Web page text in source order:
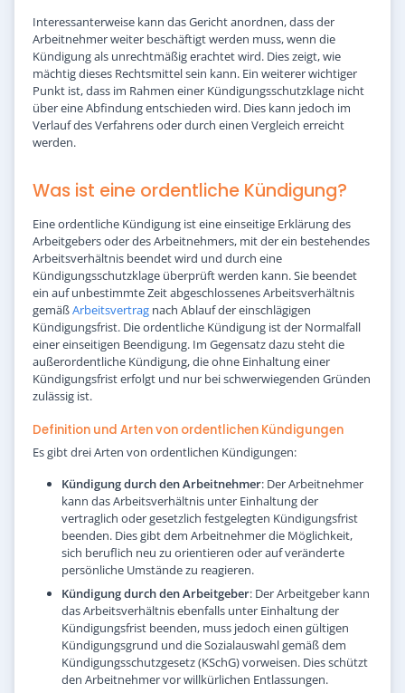
Interessanterweise kann das Gericht anordnen, dass der
Arbeitnehmer weiter beschäftigt werden muss, wenn die
Kündigung als unrechtmäßig erachtet wird. Dies zeigt, wie
mächtig dieses Rechtsmittel sein kann. Ein weiterer wichtiger
Punkt ist, dass im Rahmen einer Kündigungsschutzklage nicht
über eine Abfindung entschieden wird. Dies kann jedoch im
Verlauf des Verfahrens oder durch einen Vergleich erreicht
werden.
Was ist eine ordentliche Kündigung?
Eine ordentliche Kündigung ist eine einseitige Erklärung des
Arbeitgebers oder des Arbeitnehmers, mit der ein bestehendes
Arbeitsverhältnis beendet wird und durch eine
Kündigungsschutzklage überprüft werden kann. Sie beendet
ein auf unbestimmte Zeit abgeschlossenes Arbeitsverhältnis
gemäßArbeitsvertrag nach Ablauf der einschlägigen
Kündigungsfrist. Die ordentliche Kündigung ist der Normalfall
einer einseitigen Beendigung. Im Gegensatz dazu steht die
außerordentliche Kündigung, die ohne Einhaltung einer
Kündigungsfrist erfolgt und nur bei schwerwiegenden Gründen
zulässig ist.
Definition und Arten von ordentlichen Kündigungen
Es gibt drei Arten von ordentlichen Kündigungen:
Kündigung durch den Arbeitnehmer: Der Arbeitnehmer
kann das Arbeitsverhältnis unter Einhaltung der
vertraglich oder gesetzlich festgelegten Kündigungsfrist
beenden. Dies gibt dem Arbeitnehmer die Möglichkeit,
sich beruflich neu zu orientieren oder auf veränderte
persönliche Umstände zu reagieren.
Kündigung durch den Arbeitgeber: Der Arbeitgeber kann
das Arbeitsverhältnis ebenfalls unter Einhaltung der
Kündigungsfrist beenden, muss jedoch einen gültigen
Kündigungsgrund und die Sozialauswahl gemäß dem
Kündigungsschutzgesetz (KSchG) vorweisen. Dies schützt
den Arbeitnehmer vor willkürlichen Entlassungen.